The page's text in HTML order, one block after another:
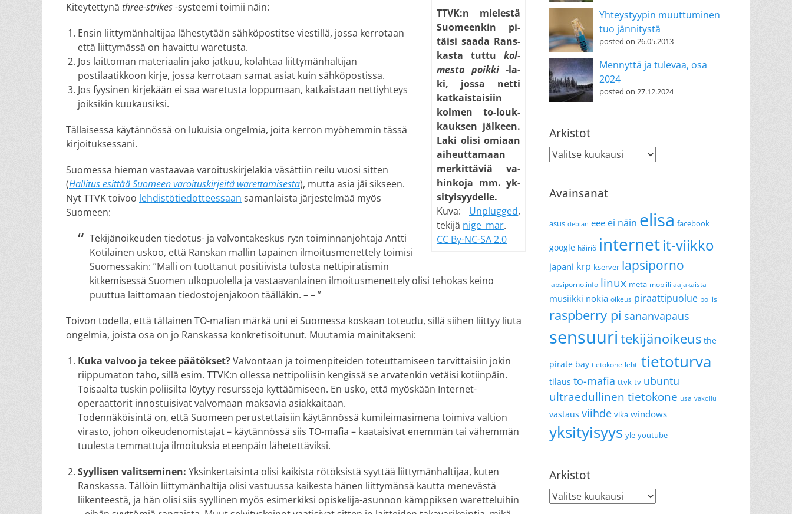
TTVK:n mie­les­tä
Suo­meen­kin pi­
täi­si saa­da Rans­
kas­ta tut­tu kol­
mes­ta poik­ki -la­
ki, jos­sa net­ti
kat­kais­tai­siin
kol­men to-louk­
kauk­sen jäl­keen.
La­ki oli­si omi­aan
ai­heut­ta­maan
mer­kit­tä­viä va­
hin­ko­ja mm. yk­
si­tyi­syy­del­le.
Kuva: Unplugged,
tekijä nige_mar.
CC By-NC-SA 2.0
Kiteytettynä three-strikes-systeemi toimii näin:
Ensin liittymänhaltijaa lähestytään sähköpostitse viestillä, jossa kerrotaan
että liittymässä on havaittu waretusta.
Jos laittoman materiaalin jako jatkuu, kolahtaa liittymänhaltijan
postilaatikkoon kirje, jossa kerrotaan samat asiat kuin sähköpostissa.
Jos fyysinen kirjekään ei saa waretusta loppumaan, katkaistaan nettiyhteys
joiksikin kuukausiksi.
Tällaisessa käytännössä on lukuisia ongelmia, joita kerron myöhemmin tässä
kirjoituksessani.
Suomessa hieman vastaavaa varoituskirjelakia väsättiin reilu vuosi sitten
(Hallitus esittää Suomeen varoituskirjeitä warettamisesta), mutta asia jäi sikseen.
Nyt TTVK toivoo lehdistötiedotteessaan samanlaista järjestelmää myös
Suomeen:
Tekijänoikeuden tiedotus- ja valvontakeskus ry:n toiminnanjohtaja Antti
Kotilainen uskoo, että Ranskan mallin tapainen ilmoitusmenettely toimisi
Suomessakin: ”Malli on tuottanut positiivista tulosta nettipiratismin
kitkemisessä Suomen ulkopuolella ja vastaavanlainen ilmoitusmenettely olisi tehokas keino
puuttua laittomaan tiedostojenjakoon täälläkin. – – ”
Toivon todella, että tällainen TO-mafian märkä uni ei Suomessa koskaan toteudu, sillä siihen liittyy liuta
ongelmia, joista osa on jo Ranskassa konkretisoitunut. Muutamia mainitakseni:
Kuka valvoo ja tekee päätökset?Valvontaan ja toimenpiteiden toteuttamiseen tarvittaisiin jokin
riippumaton taho, sillä esim. TTVK:n ollessa nettipoliisin kengissä se arvatenkin vetäisi kotiinpäin.
Toisaalta tuskin poliisilta löytyy resursseja kyttäämiseen. En usko, että myöskään Internet-
operaattorit innostuisivat valvomaan maksavia asiakkaitaan.
Todennäköisintä on, että Suomeen perustettaisiin käytännössä kumileimasimena toimiva valtion
virasto, johon oikeudenomistajat – käytännössä siis TO-mafia – kaataisivat enemmän tai vähemmän
tuulesta temmattuja ilmoituksia eteenpäin lähetettäviksi.
Syyllisen valitseminen: Yksinkertaisinta olisi kaikista rötöksistä syyttää liittymänhaltijaa, kuten
Ranskassa. Tällöin liittymänhaltija olisi vastuussa kaikesta hänen liittymänsä kautta menevästä
liikenteestä, ja hän olisi siis syyllinen myös esimerkiksi opiskelija-asunnon kämppiksen waretteluihin
Yhteystyypin muuttuminen
tuo jännitystä
posted on 26.05.2013
Mennyttä ja tulevaa, osa
2024
posted on 27.12.2024
Arkistot
Arkistot
Avainsanat
asus debian eee ei näin elisa facebook
google häiriö internetit-viikko
japani krp kserver lapsiporno
lapsiporno.info linux meta mobiililaajakaista
musiikki nokia oikeus piraattipuolue poliisi
raspberry pi sananvapaus
sensuuri tekijänoikeus the
pirate bay tietokone-lehti tietoturva
tilaus to-mafia ttvk tv ubuntu
ultraedullinen tietokone usa vakoilu
vastaus viihde vika windows
yksityisyys yle youtube
Arkistot
Arkistot